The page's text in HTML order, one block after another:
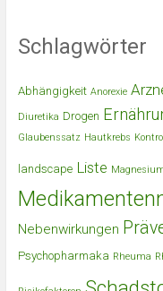
Schlagwörter
Abhängigkeit Anorexie
Diuretika Drogen
Glaubenssatz Hautkrebs
landscape Liste
Nebenwirkungen
Psychopharmaka Rheuma